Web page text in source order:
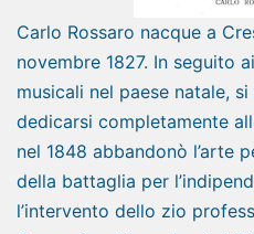
Carlo Rossaro nacque a
novembre 1827. In seguito
musicali nel paese natale,
dedicarsi completamente
nel 1848 abbandonò l’arte
della battaglia per
l’intervento dello zio